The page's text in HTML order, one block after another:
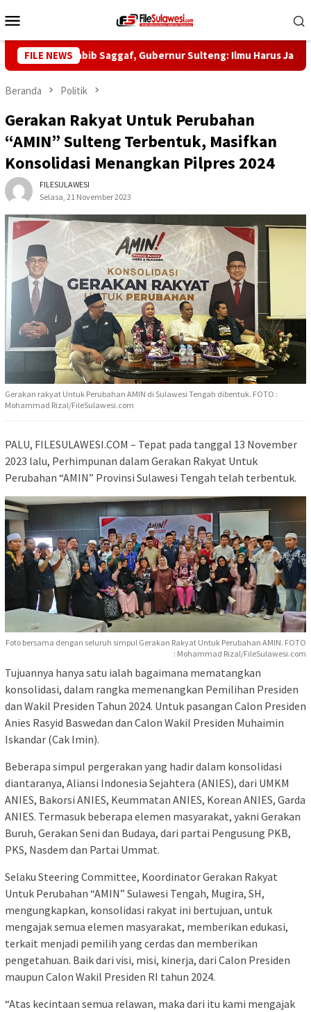
ke
Mobile
FILE NEWS
ke-5 Habib Saggaf, Gubernur Sulteng: Ilmu Harus Jadi
Beranda Politik
Gerakan Rakyat Untuk Perubahan
“AMIN” Sulteng Terbentuk, Masifkan
Konsolidasi Menangkan Pilpres 2024
FILESULAWESI
Selasa, 21 November 2023
Gerakan rakyat Untuk Perubahan AMIN di Sulawesi Tengah dibentuk. FOTO :
Mohammad Rizal/FileSulawesi.com
PALU, FILESULAWESI.COM – Tepat pada tanggal 13 November
2023 lalu, Perhimpunan dalam Gerakan Rakyat Untuk
Perubahan “AMIN” Provinsi Sulawesi Tengah telah terbentuk.
Foto bersama dengan seluruh simpul Gerakan Rakyat Untuk Perubahan AMIN. FOTO
: Mohammad Rizal/FileSulawesi.com
Tujuannya hanya satu ialah bagaimana mematangkan
konsolidasi, dalam rangka memenangkan Pemilihan Presiden
dan Wakil Presiden Tahun 2024. Untuk pasangan Calon Presiden
Anies Rasyid Baswedan dan Calon Wakil Presiden Muhaimin
Iskandar (Cak Imin).
Beberapa simpul pergerakan yang hadir dalam konsolidasi
diantaranya, Aliansi Indonesia Sejahtera (ANIES), dari UMKM
ANIES, Bakorsi ANIES, Keummatan ANIES, Korean ANIES, Garda
ANIES. Termasuk beberapa elemen masyarakat, yakni Gerakan
Buruh, Gerakan Seni dan Budaya, dari partai Pengusung PKB,
PKS, Nasdem dan Partai Ummat.
Selaku Steering Committee, Koordinator Gerakan Rakyat
Untuk Perubahan “AMIN” Sulawesi Tengah, Mugira, SH,
mengungkapkan, konsolidasi rakyat ini bertujuan, untuk
mengajak semua elemen masyarakat, memberikan edukasi,
terkait menjadi pemilih yang cerdas dan memberikan
pengetahuan. Baik dari visi, misi, kinerja, dari Calon Presiden
maupun Calon Wakil Presiden RI tahun 2024.
“Atas kecintaan semua relawan, maka dari itu kami mengajak